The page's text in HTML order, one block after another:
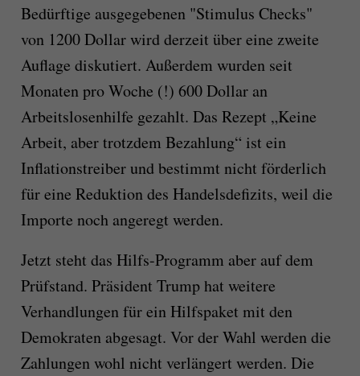
Bedürftige ausgegebenen "Stimulus Checks"
von 1200 Dollar wird derzeit über eine zweite
Auflage diskutiert. Außerdem wurden seit
Monaten pro Woche (!) 600 Dollar an
Arbeitslosenhilfe gezahlt. Das Rezept „Keine
Arbeit, aber trotzdem Bezahlung“ ist ein
Inflationstreiber und bestimmt nicht förderlich
für eine Reduktion des Handelsdefizits, weil die
Importe noch angeregt werden.
Jetzt steht das Hilfs-Programm aber auf dem
Prüfstand. Präsident Trump hat weitere
Verhandlungen für ein Hilfspaket mit den
Demokraten abgesagt. Vor der Wahl werden die
Zahlungen wohl nicht verlängert werden. Die